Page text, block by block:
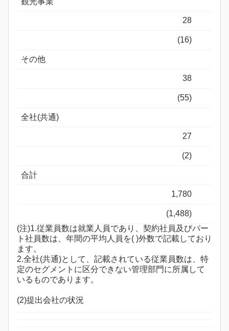
28
(16)
その他
38
(55)
全社(共通)
27
(2)
合計
1,780
(1,488)
(注)1.従業員数は就業人員であり、契約社員及びパー
ト社員数は、年間の平均人員を( )外数で記載しており
ます。
2.全社(共通)として、記載されている従業員数は、特
定のセグメントに区分できない管理部門に所属して
いるものであります。
(2)提出会社の状況